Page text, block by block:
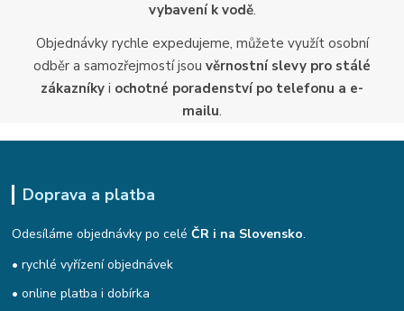
vybavení k vodě.
Objednávky rychle expedujeme, můžete využít osobní
odběr a samozřejmostí jsou věrnostní slevy pro stálé
zákazníky i ochotné poradenství po telefonu a e-
mailu.
Doprava a platba
Odesíláme objednávky po celéČR i na Slovensko.
• rychlé vyřízení objednávek
• online platba i dobírka